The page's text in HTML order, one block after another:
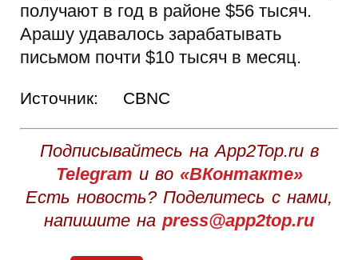
получают в год в районе $56 тысяч.
Арашу удавалось зарабатывать
письмом почти $10 тысяч в месяц.
Источник: CBNC
Подписывайтесь на App2Top.ru в
Telegram и во «ВКонтакте»
Есть новость? Поделитесь с нами,
напишите на press@app2top.ru